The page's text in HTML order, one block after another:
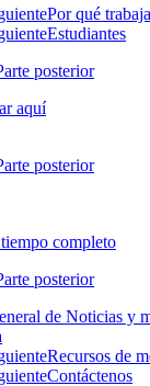
Por qué
Estudiantes
posterior
aquí
posterior
completo
posterior
de Noticias y
Recursos de
Contáctenos